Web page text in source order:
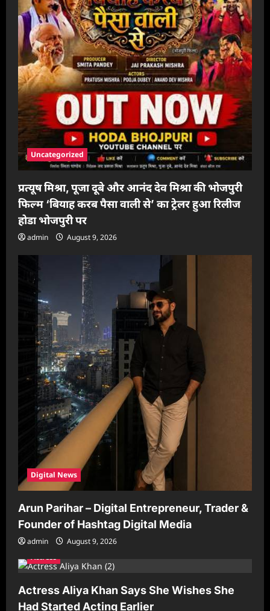
Uncategorized
प्रत्यूष मिश्रा, पूजा दूबे और आनंद देव मिश्रा की भोजपुरी
फिल्म ‘बियाह करब पैसा वाली से’ का ट्रेलर हुआ रिलीज
होडा भोजपुरी पर
admin August 9, 2026
Digital News
Arun Parihar – Digital Entrepreneur, Trader &
Founder of Hashtag Digital Media
admin
August 9, 2026
Actress
Actress Aliya Khan Says She Wishes She
Had Started Acting Earlier